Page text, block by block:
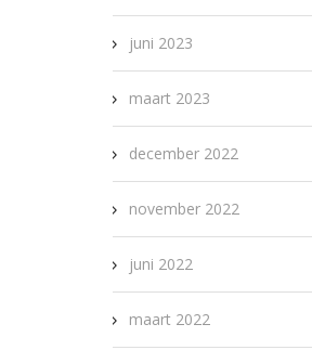
juni 2023
maart 2023
december 2022
november 2022
juni 2022
maart 2022